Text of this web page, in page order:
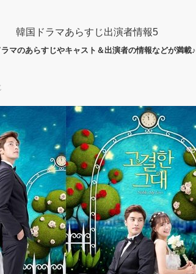
韓国ドラマあらすじ出演者情報5
マのあらすじやキャスト＆出演者の情報などが満載♪